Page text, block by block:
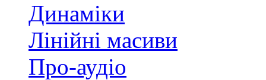
Динаміки
Лінійні масиви
Про-аудіо